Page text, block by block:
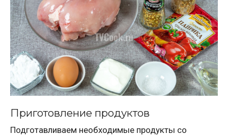
Приготовление продуктов
Подготавливаем необходимые продукты со